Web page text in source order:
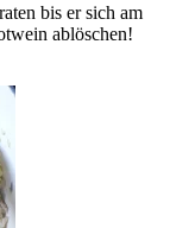
bis er sich am
ablöschen!